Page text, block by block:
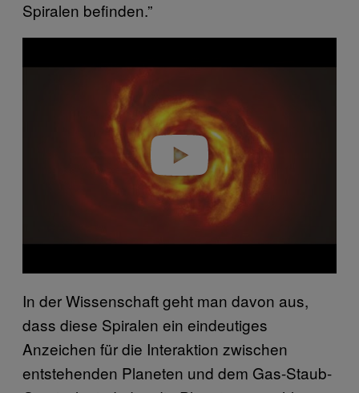
Spiralen befinden.”
Play video
In der Wissenschaft geht man davon aus,
dass diese Spiralen ein eindeutiges
Anzeichen für die Interaktion zwischen
entstehenden Planeten und dem Gas-Staub-